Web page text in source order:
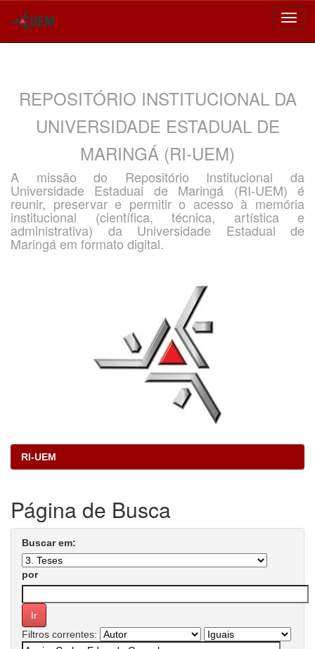
REPOSITÓRIO INSTITUCIONAL DA
UNIVERSIDADE ESTADUAL DE
MARINGÁ (RI-UEM)
A missão do Repositório Institucional da
Universidade Estadual de Maringá (RI-UEM) é
reunir, preservar e permitir o acesso à memória
institucional (científica, técnica, artística e
administrativa) da Universidade Estadual de
Maringá em formato digital.
RI-UEM
Página de Busca
Buscar em:
por
Filtros correntes: